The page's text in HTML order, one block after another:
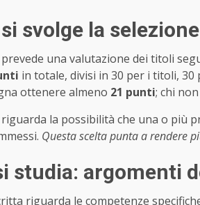
svolge la
una valutazione dei titoli
in totale, divisi in 30 per i titoli,
ottenere almeno 21 punti; chi
la possibilità che una o più
Questa scelta punta a rendere
studia: argomenti
riguarda le competenze